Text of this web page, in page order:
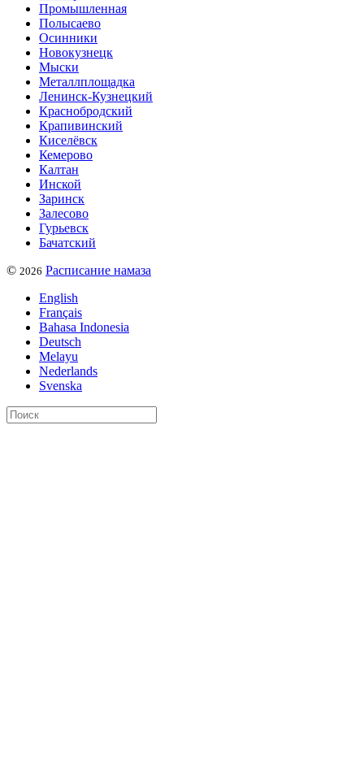
Промышленная
Полысаево
Осинники
Новокузнецк
Мыски
Металлплощадка
Ленинск-Кузнецкий
Краснобродский
Крапивинский
Киселёвск
Кемерово
Калтан
Инской
Заринск
Залесово
Гурьевск
Бачатский
© 2026 Расписание намаза
English
Français
Bahasa Indonesia
Deutsch
Melayu
Nederlands
Svenska